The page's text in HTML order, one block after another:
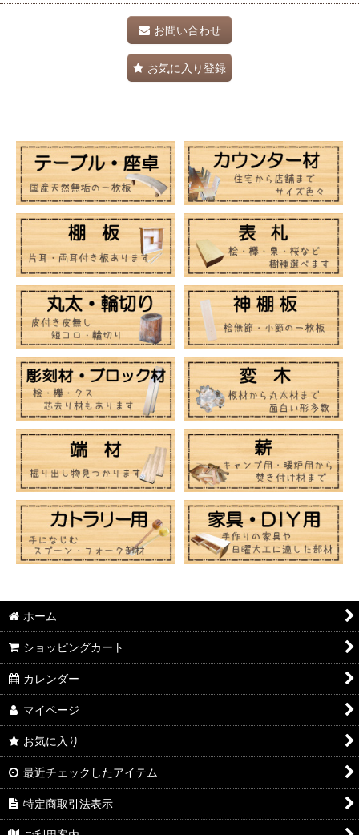
お問い合わせ
お気に入り登録
ホーム
ショッピングカート
カレンダー
マイページ
お気に入り
最近チェックしたアイテム
特定商取引法表示